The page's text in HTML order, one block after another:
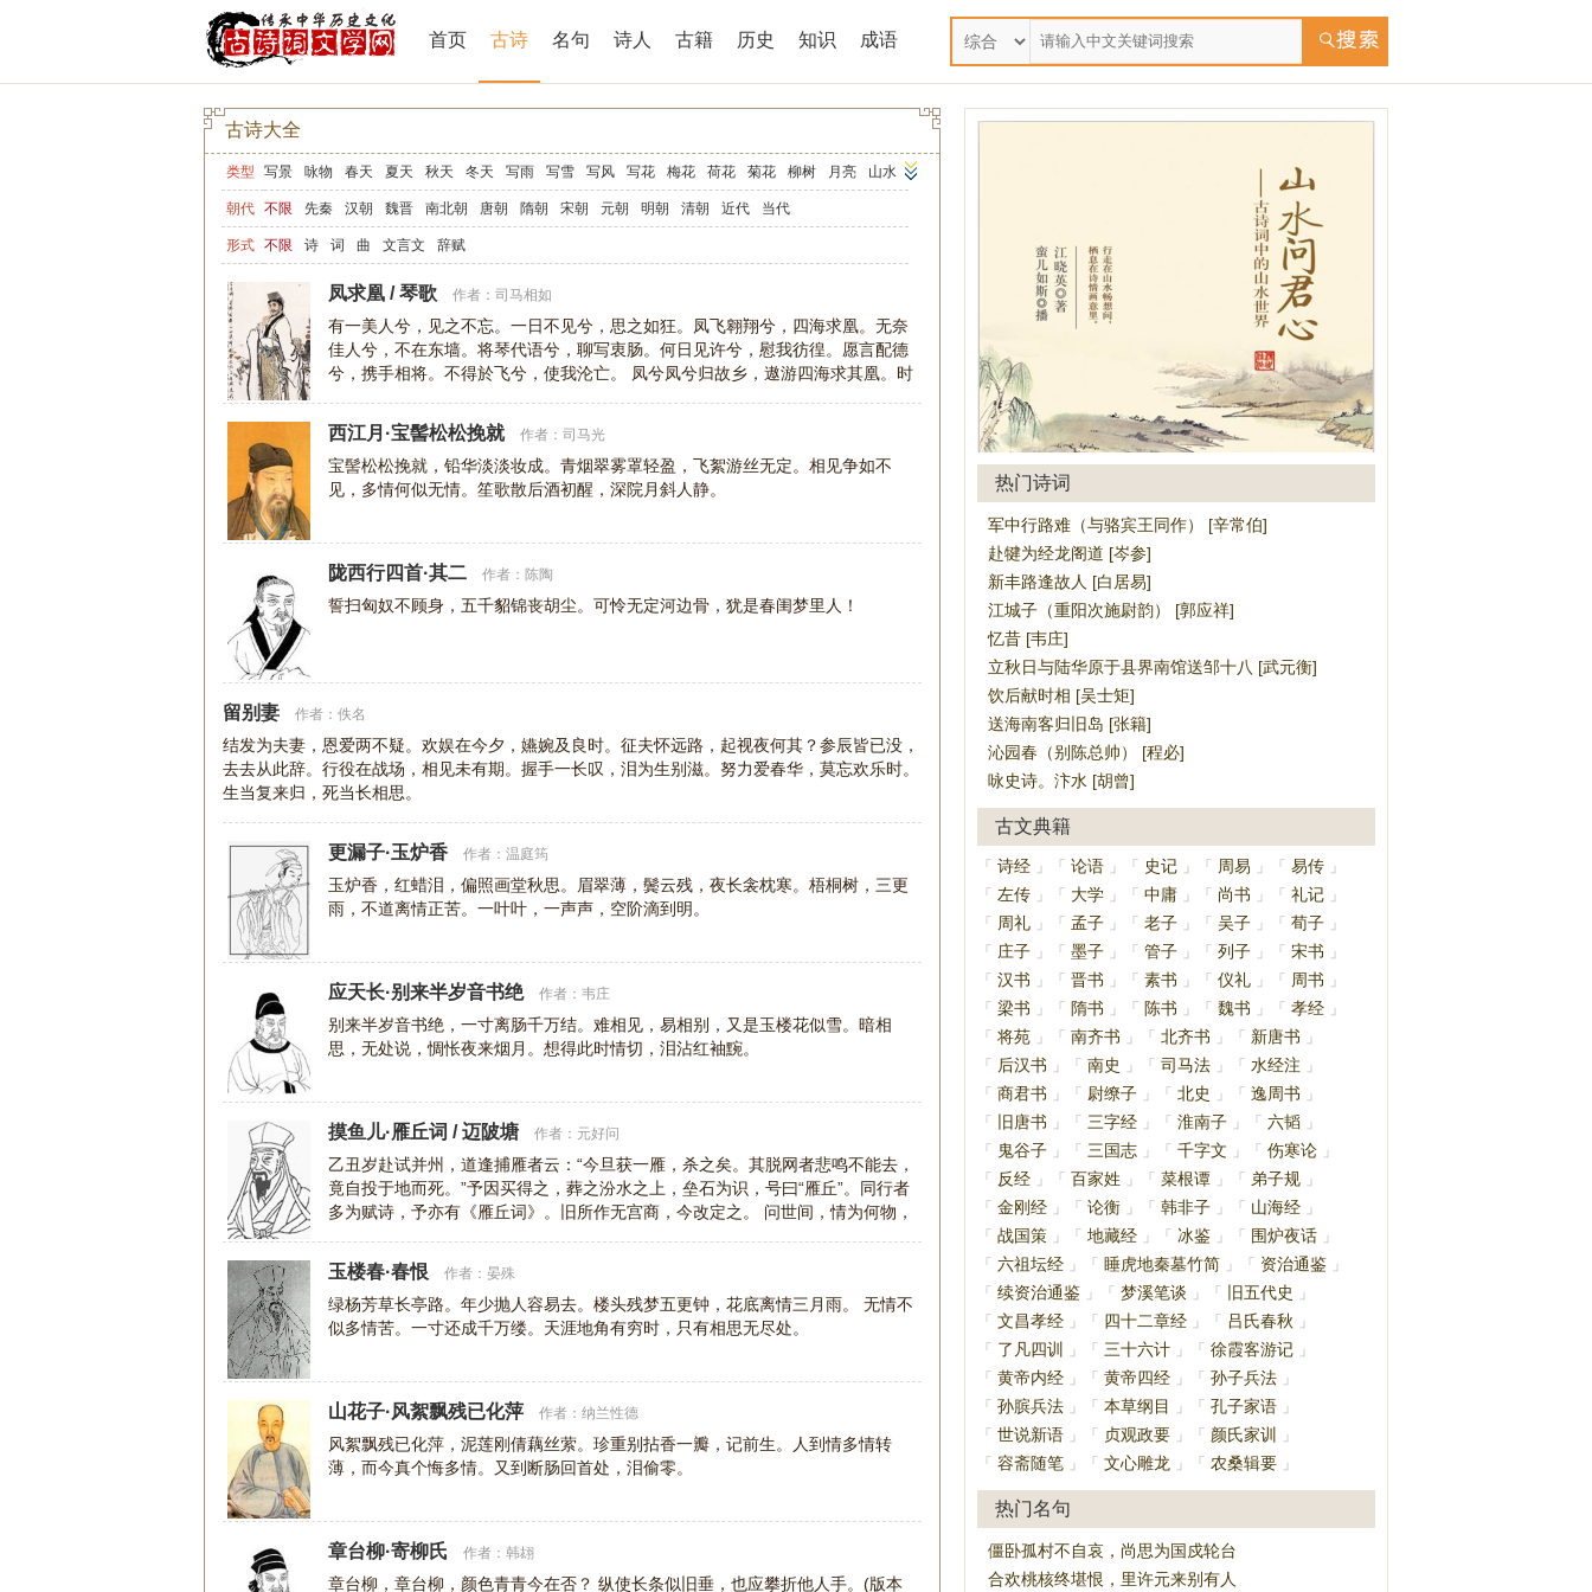
首页 古诗 名句 诗人 古籍 历史 知识 成语
古诗大全
类型 写景 咏物 春天 夏天 秋天 冬天 写雨 写雪 写风 写花 梅花 荷花 菊花 柳树 月亮 山水
写山 写水 长江 黄河 儿童 写鸟 写马 田园 边塞 地名 抒情 爱国 离别 送别
爱情 励志 哲理 闺怨 悼亡
春节
宋词精选 小学古诗 初中古诗 高中古诗 古文观止 辞赋精选 小学文言文 初中文言文
高中文言文 古诗十九首 唐诗三百首 古诗三百首 宋词三百首
朝代 不限 先秦 汉朝 魏晋 南北朝 唐朝 隋朝 宋朝 元朝 明朝 清朝 近代 当代
形式 不限 诗 词 曲 文言文 辞赋
凤求凰 / 琴歌 作者： 司马相如
有一美人兮，见之不忘。一日不见兮，思之如狂。凤飞翱翔兮，四海求凰。无奈
佳人兮，不在东墙。将琴代语兮，聊写衷肠。何日见许兮，慰我彷徨。愿言配德
兮，携手相将。不得於飞兮，使我沦亡。 凤兮凤兮归故乡，遨游四海求其凰。时
西江月·宝髻松松挽就 作者： 司马光
宝髻松松挽就，铅华淡淡妆成。青烟翠雾罩轻盈，飞絮游丝无定。相见争如不
见，多情何似无情。笙歌散后酒初醒，深院月斜人静。
陇西行四首·其二 作者： 陈陶
誓扫匈奴不顾身，五千貂锦丧胡尘。可怜无定河边骨，犹是春闺梦里人！
留别妻 作者： 佚名
结发为夫妻，恩爱两不疑。欢娱在今夕，嬿婉及良时。征夫怀远路，起视夜何其？参辰皆已没，
去去从此辞。行役在战场，相见未有期。握手一长叹，泪为生别滋。努力爱春华，莫忘欢乐时。
生当复来归，死当长相思。
更漏子·玉炉香 作者： 温庭筠
玉炉香，红蜡泪，偏照画堂秋思。眉翠薄，鬓云残，夜长衾枕寒。梧桐树，三更
雨，不道离情正苦。一叶叶，一声声，空阶滴到明。
应天长·别来半岁音书绝 作者： 韦庄
别来半岁音书绝，一寸离肠千万结。难相见，易相别，又是玉楼花似雪。暗相
思，无处说，惆怅夜来烟月。想得此时情切，泪沾红袖黦。
摸鱼儿·雁丘词 / 迈陂塘 作者： 元好问
乙丑岁赴试并州，道逢捕雁者云：“今旦获一雁，杀之矣。其脱网者悲鸣不能去，
竟自投于地而死。”予因买得之，葬之汾水之上，垒石为识，号曰“雁丘”。同行者
多为赋诗，予亦有《雁丘词》。旧所作无宫商，今改定之。 问世间，情为何物，
玉楼春·春恨 作者： 晏殊
绿杨芳草长亭路。年少抛人容易去。楼头残梦五更钟，花底离情三月雨。 无情不
似多情苦。一寸还成千万缕。天涯地角有穷时，只有相思无尽处。
山花子·风絮飘残已化萍 作者： 纳兰性德
风絮飘残已化萍，泥莲刚倩藕丝萦。珍重别拈香一瓣，记前生。人到情多情转
薄，而今真个悔多情。又到断肠回首处，泪偷零。
章台柳·寄柳氏 作者： 韩翃
章台柳，章台柳，颜色青青今在否？ 纵使长条似旧垂，也应攀折他人手。(版本
热门诗词
军中行路难（与骆宾王同作） [辛常伯]
赴犍为经龙阁道 [岑参]
新丰路逢故人 [白居易]
江城子（重阳次施尉韵） [郭应祥]
忆昔 [韦庄]
立秋日与陆华原于县界南馆送邹十八 [武元衡]
饮后献时相 [吴士矩]
送海南客归旧岛 [张籍]
沁园春（别陈总帅） [程必]
咏史诗。汴水 [胡曾]
古文典籍
「 诗经 」 「 论语 」 「 史记 」 「 周易 」 「 易传 」
「
左传 」 「 大学 」 「 中庸 」 「 尚书 」 「 礼记 」
「
周礼 」 「 孟子 」 「 老子 」 「 吴子 」 「 荀子 」
「
庄子 」 「 墨子 」 「 管子 」 「 列子 」 「 宋书
」
「 汉书 」 「 晋书 」 「 素书 」 「 仪礼 」 「 周书
」
「 梁书 」 「 隋书 」 「 陈书 」 「 魏书 」 「 孝经 」
「 将苑 」 「 南齐书 」 「 北齐书 」 「 新唐书
」
「
后汉书 」 「 南史 」 「 司马法 」 「 水经注
」
「 商君书 」 「 尉缭子 」 「 北史 」 「 逸周书
」
「
旧唐书 」 「 三字经 」 「 淮南子 」 「 六韬 」
「
鬼谷子 」 「 三国志 」 「 千字文 」 「 伤寒论 」
「
反经 」 「 百家姓 」 「 菜根谭 」 「 弟子规 」
「 金刚经 」 「 论衡 」 「 韩非子 」 「 山海经 」
「 战国策 」 「 地藏经 」 「 冰鉴 」 「 围炉夜话 」
「 六祖坛经 」 「 睡虎地秦墓竹简 」 「 资治通鉴 」
「 续资治通鉴 」 「 梦溪笔谈 」 「 旧五代史
」
「 文昌孝经 」 「 四十二章经 」 「 吕氏春秋
」
「
了凡四训 」 「 三十六计 」 「 徐霞客游记 」
「 黄帝内经 」 「 黄帝四经 」 「 孙子兵法 」
「 孙膑兵法 」 「 本草纲目 」 「 孔子家语 」
「 世说新语 」 「 贞观政要 」 「 颜氏家训
」
「 容斋随笔 」 「 文心雕龙 」 「 农桑辑要 」
热门名句
僵卧孤村不自哀，尚思为国戍轮台
合欢桃核终堪恨，里许元来别有人